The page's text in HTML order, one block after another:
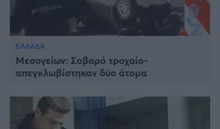
ΕΛΛΑΔΑ
Μεσογείων: Σοβαρό τροχαίο-
απεγκλωβίστηκαν δύο άτομα